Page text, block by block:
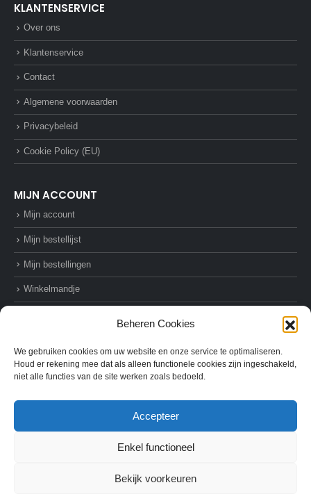
Beheren Cookies
We gebruiken cookies om uw website en onze service te optimaliseren.
Houd er rekening mee dat als alleen functionele cookies zijn ingeschakeld,
niet alle functies van de site werken zoals bedoeld.
Accepteer
Enkel functioneel
Bekijk voorkeuren
KLANTENSERVICE
Over ons
Klantenservice
Contact
Algemene voorwaarden
Privacybeleid
Cookie Policy (EU)
MIJN ACCOUNT
Mijn account
Mijn bestellijst
Mijn bestellingen
Winkelmandje
© AZ-Supplies. 2022. All Rights Reserved